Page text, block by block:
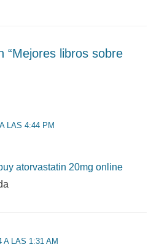
“Mejores libros sobre
LAS 4:44 PM
atorvastatin 20mg online
A LAS 1:31 AM